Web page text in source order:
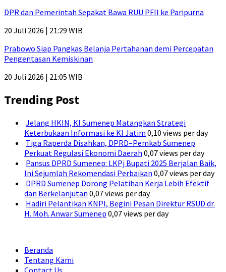
DPR dan Pemerintah Sepakat Bawa RUU PFII ke Paripurna
20 Juli 2026 | 21:29 WIB
Prabowo Siap Pangkas Belanja Pertahanan demi Percepatan
Pengentasan Kemiskinan
20 Juli 2026 | 21:05 WIB
Trending Post
Jelang HKIN, KI Sumenep Matangkan Strategi
Keterbukaan Informasi ke KI Jatim 0,10 views per day
Tiga Raperda Disahkan, DPRD–Pemkab Sumenep
Perkuat Regulasi Ekonomi Daerah 0,07 views per day
Pansus DPRD Sumenep: LKPj Bupati 2025 Berjalan Baik,
Ini Sejumlah Rekomendasi Perbaikan 0,07 views per day
DPRD Sumenep Dorong Pelatihan Kerja Lebih Efektif
dan Berkelanjutan 0,07 views per day
Hadiri Pelantikan KNPI, Begini Pesan Direktur RSUD dr.
H. Moh. Anwar Sumenep 0,07 views per day
Beranda
Tentang Kami